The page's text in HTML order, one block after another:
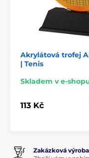
Akrylátová trofej
| Tenis
Skladem v e-
113 Kč
Zakázková výroba